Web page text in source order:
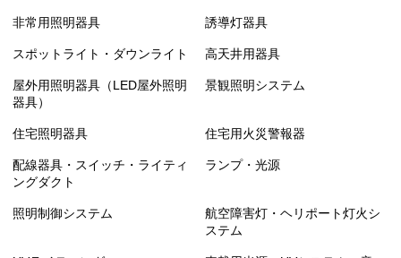
非常用照明器具 誘導灯器具
スポットライト・ダウンライト 高天井用器具
屋外用照明器具（LED屋外照明
器具）
景観照明システム
住宅照明器具 住宅用火災警報器
配線器具・スイッチ・ライティ
ングダクト
ランプ・光源
照明制御システム
航空障害灯・ヘリポート灯火シ
ステム